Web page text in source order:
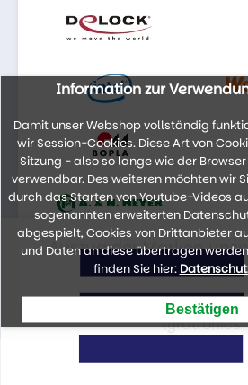
Auszug der Marken
lyratronics
Information zur
Damit unser Webshop vollständig
wir Session-Cookies. Diese Art von
Sitzung - also so lange wie der
verwendbar. Des weiteren möchten wir
durch das Starten von Youtube-Videos
sogenannten erweiterten
abgespielt, Cookies von Drittanbieter
und Daten an diese übertragen
finden Sie hier: